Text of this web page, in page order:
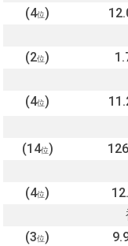
(4位)
(2位)
(4位)
(14位)
(4位)
(3位)